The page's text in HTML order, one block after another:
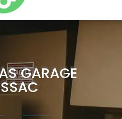
GARAGE